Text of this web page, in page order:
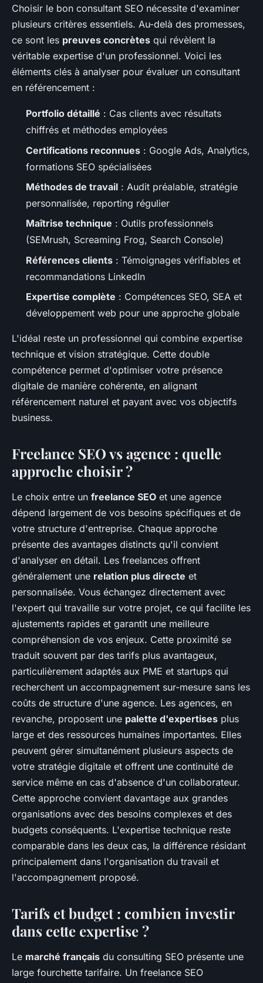
Choisir le bon consultant SEO nécessite d'examiner
plusieurs critères essentiels. Au-delà des promesses,
ce sont les preuves concrètes qui révèlent la
véritable expertise d'un professionnel. Voici les
éléments clés à analyser pour évaluer un consultant
en référencement :
Portfolio détaillé : Cas clients avec résultats
chiffrés et méthodes employées
Certifications reconnues : Google Ads, Analytics,
formations SEO spécialisées
Méthodes de travail : Audit préalable, stratégie
personnalisée, reporting régulier
Maîtrise technique : Outils professionnels
(SEMrush, Screaming Frog, Search Console)
Références clients : Témoignages vérifiables et
recommandations LinkedIn
Expertise complète : Compétences SEO, SEA et
développement web pour une approche globale
L'idéal reste un professionnel qui combine expertise
technique et vision stratégique. Cette double
compétence permet d'optimiser votre présence
digitale de manière cohérente, en alignant
référencement naturel et payant avec vos objectifs
business.
Freelance SEO vs agence : quelle
approche choisir ?
Le choix entre un freelance SEO et une agence
dépend largement de vos besoins spécifiques et de
votre structure d'entreprise. Chaque approche
présente des avantages distincts qu'il convient
d'analyser en détail. Les freelances offrent
généralement une relation plus directe et
personnalisée. Vous échangez directement avec
l'expert qui travaille sur votre projet, ce qui facilite les
ajustements rapides et garantit une meilleure
compréhension de vos enjeux. Cette proximité se
traduit souvent par des tarifs plus avantageux,
particulièrement adaptés aux PME et startups qui
recherchent un accompagnement sur-mesure sans les
coûts de structure d'une agence. Les agences, en
revanche, proposent une palette d'expertises plus
large et des ressources humaines importantes. Elles
peuvent gérer simultanément plusieurs aspects de
votre stratégie digitale et offrent une continuité de
service même en cas d'absence d'un collaborateur.
Cette approche convient davantage aux grandes
organisations avec des besoins complexes et des
budgets conséquents. L'expertise technique reste
comparable dans les deux cas, la différence résidant
principalement dans l'organisation du travail et
l'accompagnement proposé.
Tarifs et budget : combien investir
dans cette expertise ?
Le marché français du consulting SEO présente une
large fourchette tarifaire. Un freelance SEO